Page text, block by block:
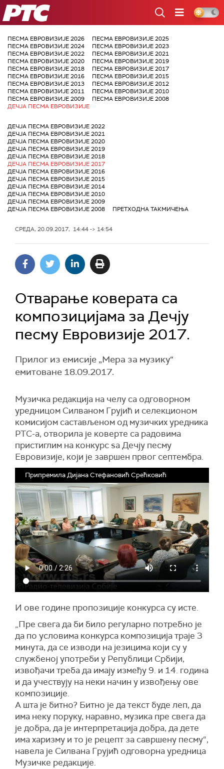
РТС
ПЕСМА ЕВРОВИЗИЈЕ 2026
ПЕСМА ЕВРОВИЗИЈЕ 2025
ПЕСМА ЕВРОВИЗИЈЕ 2024
ПЕСМА ЕВРОВИЗИЈЕ 2023
ПЕСМА ЕВРОВИЗИЈЕ 2022
ПЕСМА ЕВРОВИЗИЈЕ 2021
ПЕСМА ЕВРОВИЗИЈЕ 2020
ПЕСМА ЕВРОВИЗИЈЕ 2019
ПЕСМА ЕВРОВИЗИЈЕ 2018
ПЕСМА ЕВРОВИЗИЈЕ 2017
ПЕСМА ЕВРОВИЗИЈЕ 2016
ПЕСМА ЕВРОВИЗИЈЕ 2015
ПЕСМА ЕВРОВИЗИЈЕ 2013
ПЕСМА ЕВРОВИЗИЈЕ 2012
ПЕСМА ЕВРОВИЗИЈЕ 2011
ПЕСМА ЕВРОВИЗИЈЕ 2010
ПЕСМА ЕВРОВИЗИЈЕ 2009
ПЕСМА ЕВРОВИЗИЈЕ 2008
ДЕЧЈА ПЕСМА ЕВРОВИЗИЈЕ
ДЕЧЈА ПЕСМА ЕВРОВИЗИЈЕ 2022
ДЕЧЈА ПЕСМА ЕВРОВИЗИЈЕ 2021
ДЕЧЈА ПЕСМА ЕВРОВИЗИЈЕ 2020
ДЕЧЈА ПЕСМА ЕВРОВИЗИЈЕ 2019
ДЕЧЈА ПЕСМА ЕВРОВИЗИЈЕ 2018
ДЕЧЈА ПЕСМА ЕВРОВИЗИЈЕ 2017
ДЕЧЈА ПЕСМА ЕВРОВИЗИЈЕ 2016
ДЕЧЈА ПЕСМА ЕВРОВИЗИЈЕ 2015
ДЕЧЈА ПЕСМА ЕВРОВИЗИЈЕ 2014
ДЕЧЈА ПЕСМА ЕВРОВИЗИЈЕ 2010
ДЕЧЈА ПЕСМА ЕВРОВИЗИЈЕ 2009
ДЕЧЈА ПЕСМА ЕВРОВИЗИЈЕ 2008
ПРЕТХОДНА ТАКМИЧЕЊА
СРЕДА, 20.09.2017, 14:44 -> 14:54
Отварање коверата са
композицијама за Дечју
песму Евровизије 2017.
Прилог из емисије „Мера за музику“
емитоване 18.09.2017.
Музичка редакција на челу са одговорном
уредницом Силваном Грујић и селекционом
комисијом састављеном од музичких уредника
РТС-а, отворила је коверте са радовима
пристиглим на конкурс ѕа Дечју песму
Евровизије, који је завршен првог септембра.
Припремила Дијана Стефановић Срећковић
И ове године пропозиције конкурса су исте.
„Пре свега да би било регуларно потребно је
да по условима конкурса композиција траје 3
минута, да се изводи на језицима који су у
службеној употреби у Републици Србији,
извођачи треба да имају између 9. и 14. година
и да учествују на неки начин у извођењу ове
композиције.
А шта је битно? Битно је да текст буде леп, да
има неку поруку, наравно, музика пре свега да
је добра, да је интерпретација добра, да дете
има харизму и то је рецепт за савршену песму“,
навела је Силвана Грујић одговорна уредница
Музичке редакције.